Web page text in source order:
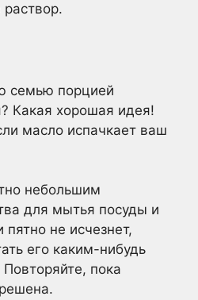
семью порцией
Какая хорошая идея!
масло испачкает ваш
небольшим
для мытья посуды и
не исчезнет,
его каким-нибудь
пока